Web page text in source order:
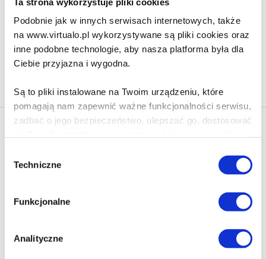
Podobnie jak w innych serwisach internetowych, także
na www.virtualo.pl wykorzystywane są pliki cookies oraz
inne podobne technologie, aby nasza platforma była dla
Ciebie przyjazna i wygodna.
Są to pliki instalowane na Twoim urządzeniu, które
pomagają nam zapewnić ważne funkcjonalności serwisu,
zadbać o jego bezpieczeństwo, ulepszać go, dostosować
Poza plikami, które są nam niezbędne do prawidłowego
i bezpiecznego działania serwisu - są także takie, które
wymagają Twojej zgody.
Każda udzielona zgoda poprawi Twoje doświadczenia
zgody
Techniczne
Funkcjonalne
Analityczne
Newsletter - rabat 10%
marketingowych dotyczących virtualo.pl oraz partnerów biznesowych
Virtualo.
Polityce Prywatności
Wycofanie zgody nie wpływa na zgodność z prawem przetwarzania